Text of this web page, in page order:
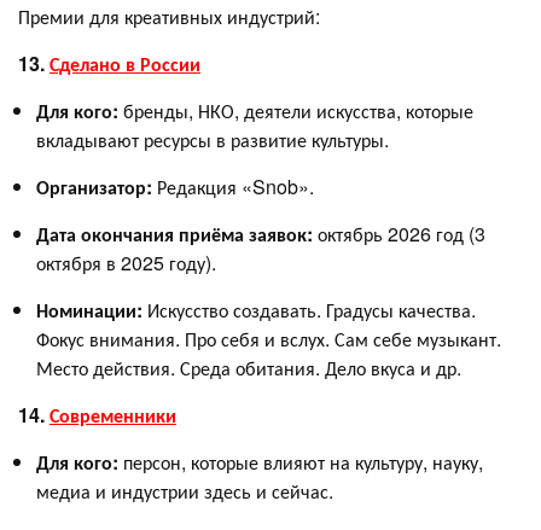
Премии для креативных индустрий:
13.Сделано в России
Для кого: бренды, НКО, деятели искусства, которые
вкладывают ресурсы в развитие культуры.
Организатор: Редакция «Snob».
Дата окончания приёма заявок: октябрь 2026 год (3
октября в 2025 году).
Номинации: Искусство создавать. Градусы качества.
Фокус внимания. Про себя и вслух. Сам себе музыкант.
Место действия. Среда обитания. Дело вкуса и др.
14.Современники
Для кого: персон, которые влияют на культуру, науку,
медиа и индустрии здесь и сейчас.